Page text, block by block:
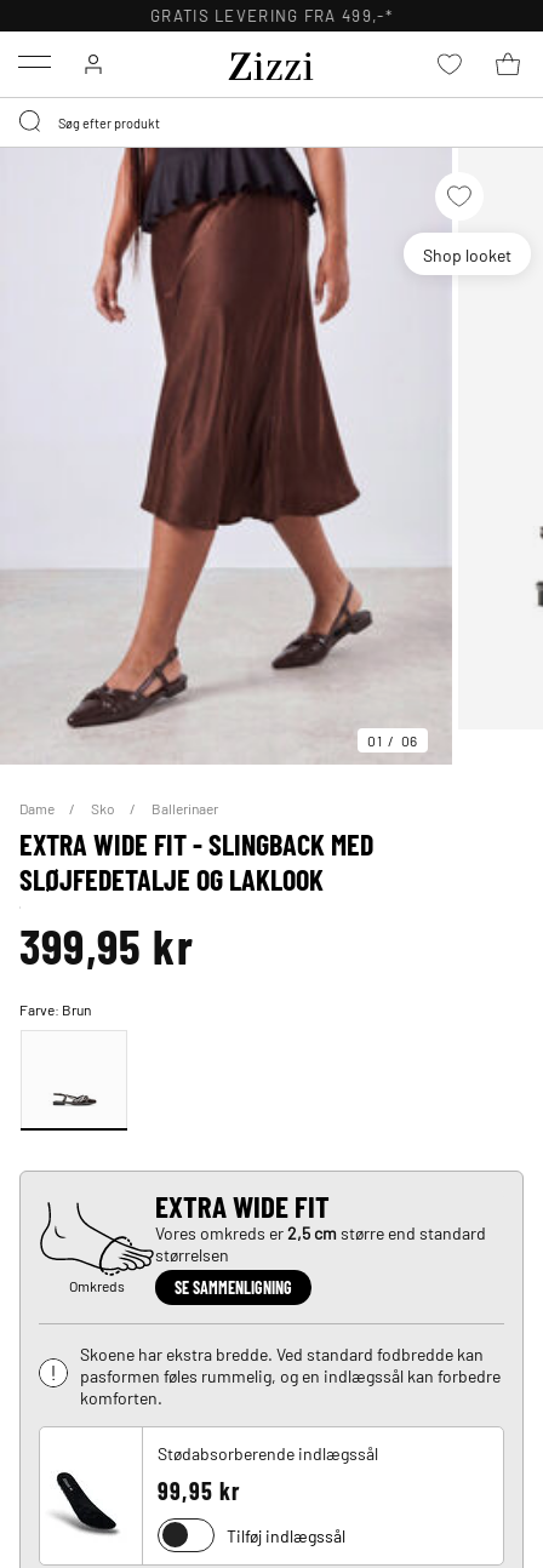
GRATIS LEVERING FRA 499,-*
Menu
Shop looket
01 06
Dame Sko Ballerinaer
EXTRA WIDE FIT - SLINGBACK MED
SLØJFEDETALJE OG LAKLOOK
399,95 kr
Farve: Brun
Omkreds
EXTRA WIDE FIT
Vores omkreds er2,5 cmstørre end standard
størrelsen
SE SAMMENLIGNING
Skoene har ekstra bredde. Ved standard fodbredde kan
pasformen føles rummelig, og en indlægssål kan forbedre
komforten.
Stødabsorberende indlægssål
99,95 kr
Tilføj indlægssål